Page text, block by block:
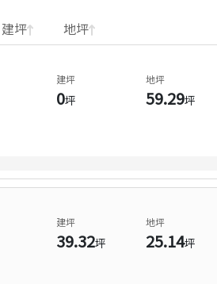
建坪 地坪
建坪
0坪
地坪
59.29坪
建坪
39.32坪
地坪
25.14坪